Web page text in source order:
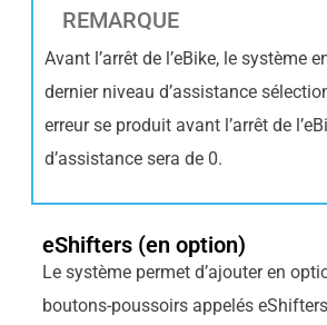
REMARQUE
Avant l’arrêt de l’eBike, le système
dernier niveau d’assistance
erreur se produit avant l’arrêt de
d’assistance sera de 0.
eShifters (en option)
Le système permet d’ajouter en
boutons-poussoirs appelés